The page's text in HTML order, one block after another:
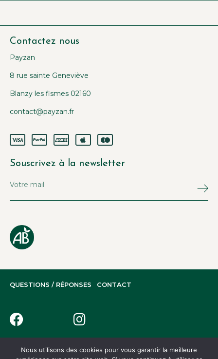
Contactez nous
Payzan
8 rue sainte Geneviève
Blanzy les fismes 02160
contact@payzan.fr
Souscrivez à la newsletter
QUESTIONS / RÉPONSES CONTACT
Nous utilisons des cookies pour vous garantir la meilleure